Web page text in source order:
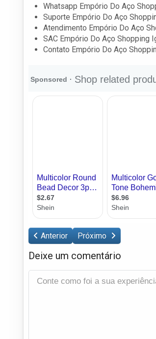
Whatsapp Empório Do Aço
Suporte Empório Do Aço
Atendimento Empório Do Aço
SAC Empório Do Aço Shopping
Contato Empório Do Aço
Anterior Próximo
Deixe um comentário